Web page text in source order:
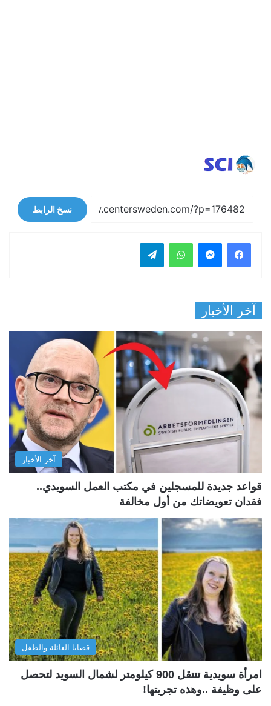
نسخ الرابط
فيسبوك واتساب
آخر الأخبار
آخر الأخبار
قواعد جديدة للمسجلين في مكتب العمل السويدي..
فقدان تعويضاتك من أول مخالفة
قضايا العائلة والطفل
امرأة سويدية تنتقل 900 كيلومتر لشمال السويد لتحصل
على وظيفة ..وهذه تجربتها!